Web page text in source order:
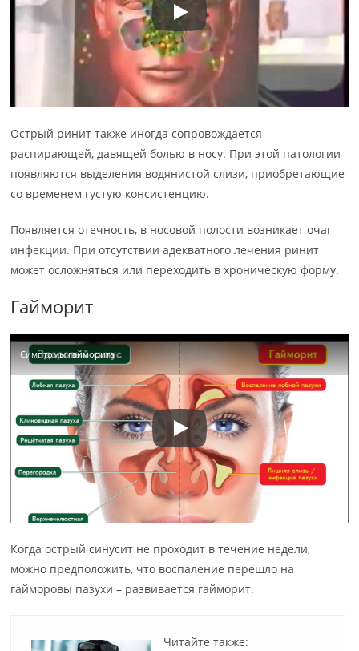
Острый ринит также иногда сопровождается
распирающей, давящей болью в носу. При этой патологии
появляются выделения водянистой слизи, приобретающие
со временем густую консистенцию.
Появляется отечность, в носовой полости возникает очаг
инфекции. При отсутствии адекватного лечения ринит
может осложняться или переходить в хроническую форму.
Гайморит
Симптомы гайморита
Когда острый синусит не проходит в течение недели,
можно предположить, что воспаление перешло на
гайморовы пазухи – развивается гайморит.
Читайте также: